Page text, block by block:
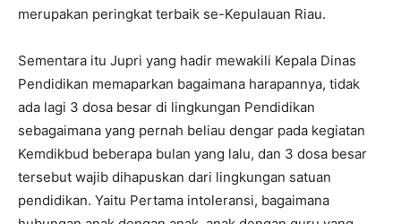
merupakan peringkat terbaik se-Kepulauan Riau.
Sementara itu Jupri yang hadir mewakili Kepala Dinas
Pendidikan memaparkan bagaimana harapannya, tidak
ada lagi 3 dosa besar di lingkungan Pendidikan
sebagaimana yang pernah beliau dengar pada kegiatan
Kemdikbud beberapa bulan yang lalu, dan 3 dosa besar
tersebut wajib dihapuskan dari lingkungan satuan
pendidikan. Yaitu Pertama intoleransi, bagaimana